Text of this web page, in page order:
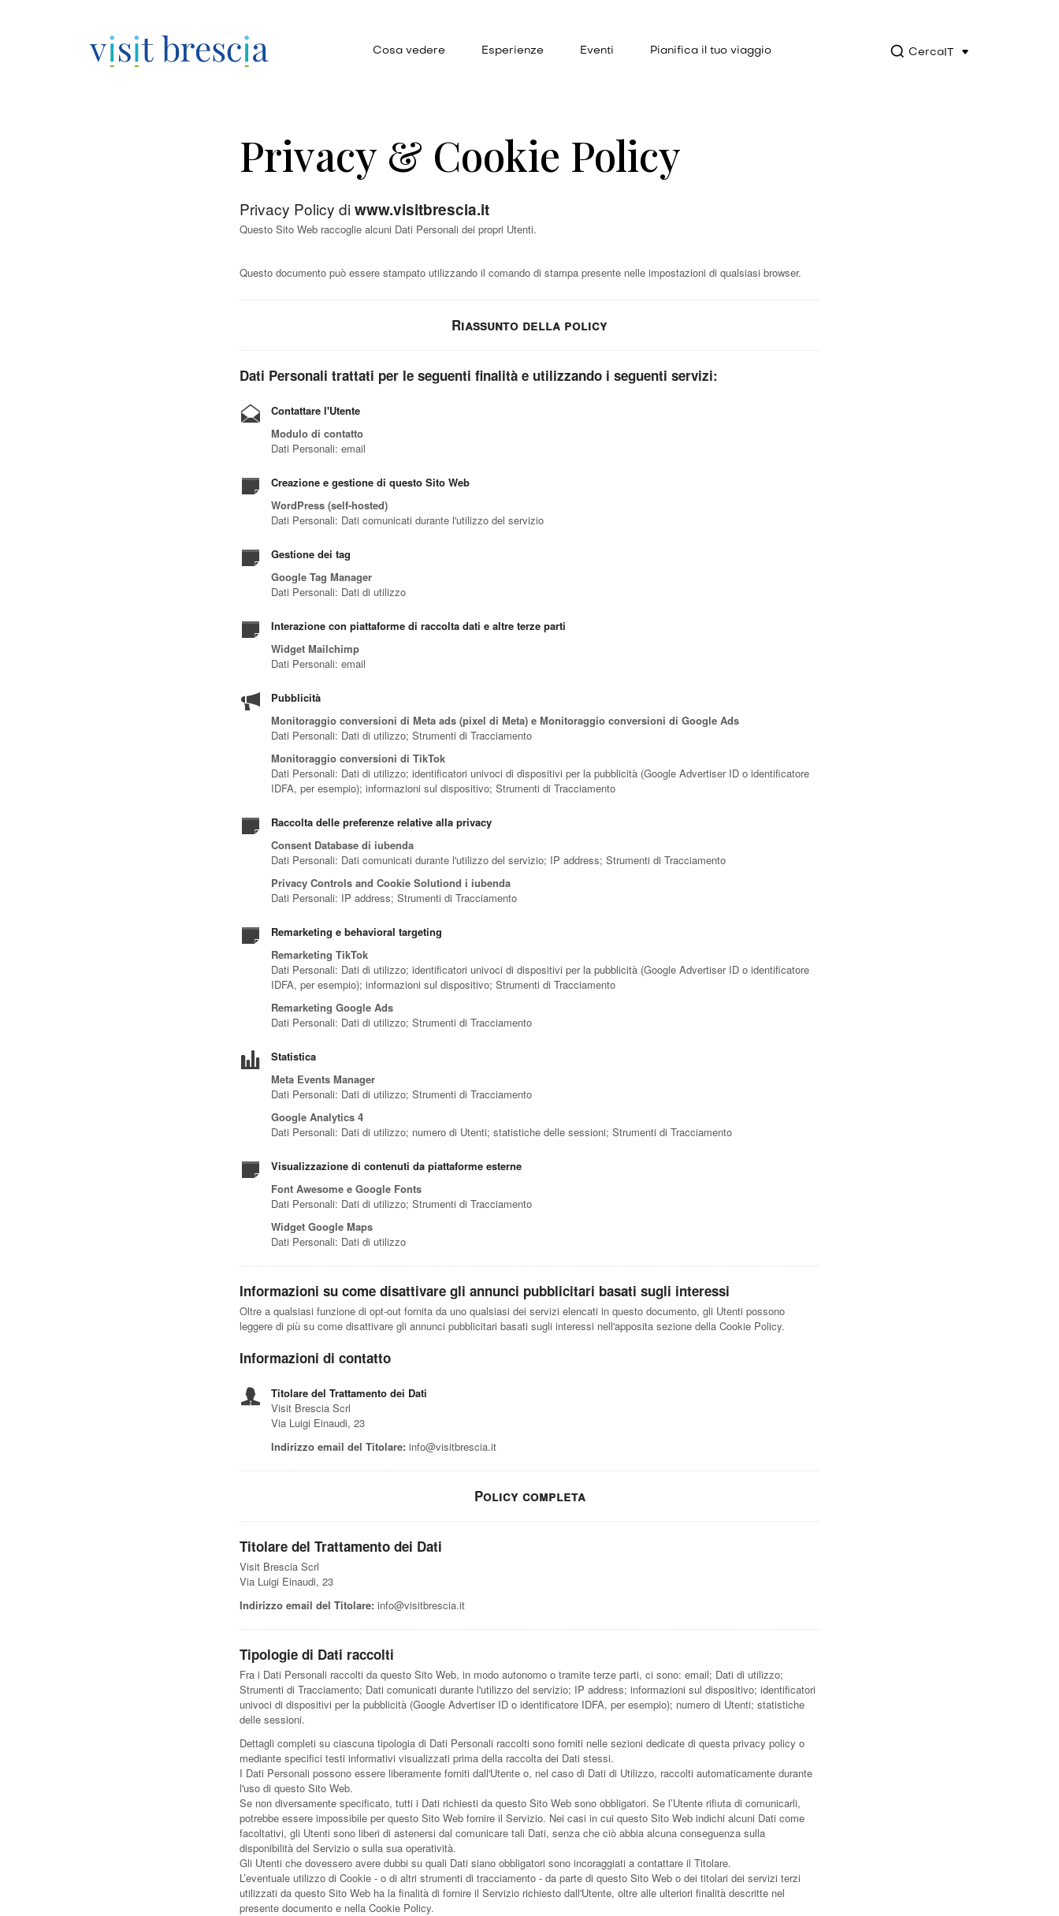
Cosa vedere Esperienze Eventi Pianifica il tuo viaggio CercaIT
Privacy & Cookie Policy
Privacy Policy di www.visitbrescia.it
Questo Sito Web raccoglie alcuni Dati Personali dei propri Utenti.
Questo documento può essere stampato utilizzando il comando di stampa presente nelle impostazioni di qualsiasi browser.
Riassunto della policy
Dati Personali trattati per le seguenti finalità e utilizzando i seguenti servizi:
Contattare l'Utente
Modulo di contatto
Dati Personali: email
Creazione e gestione di questo Sito Web
WordPress (self-hosted)
Dati Personali: Dati comunicati durante l'utilizzo del servizio
Gestione dei tag
Google Tag Manager
Dati Personali: Dati di utilizzo
Interazione con piattaforme di raccolta dati e altre terze parti
Widget Mailchimp
Dati Personali: email
Pubblicità
Monitoraggio conversioni di Meta ads (pixel di Meta) e Monitoraggio conversioni di Google Ads
Dati Personali: Dati di utilizzo; Strumenti di Tracciamento
Monitoraggio conversioni di TikTok
Dati Personali: Dati di utilizzo; identificatori univoci di dispositivi per la pubblicità (Google Advertiser ID o identificatore
IDFA, per esempio); informazioni sul dispositivo; Strumenti di Tracciamento
Raccolta delle preferenze relative alla privacy
Consent Database di iubenda
Dati Personali: Dati comunicati durante l'utilizzo del servizio; IP address; Strumenti di Tracciamento
Privacy Controls and Cookie Solutiond i iubenda
Dati Personali: IP address; Strumenti di Tracciamento
Remarketing e behavioral targeting
Remarketing TikTok
Dati Personali: Dati di utilizzo; identificatori univoci di dispositivi per la pubblicità (Google Advertiser ID o identificatore
IDFA, per esempio); informazioni sul dispositivo; Strumenti di Tracciamento
Remarketing Google Ads
Dati Personali: Dati di utilizzo; Strumenti di Tracciamento
Statistica
Meta Events Manager
Dati Personali: Dati di utilizzo; Strumenti di Tracciamento
Google Analytics 4
Dati Personali: Dati di utilizzo; numero di Utenti; statistiche delle sessioni; Strumenti di Tracciamento
Visualizzazione di contenuti da piattaforme esterne
Font Awesome e Google Fonts
Dati Personali: Dati di utilizzo; Strumenti di Tracciamento
Widget Google Maps
Dati Personali: Dati di utilizzo
Informazioni su come disattivare gli annunci pubblicitari basati sugli interessi
Oltre a qualsiasi funzione di opt-out fornita da uno qualsiasi dei servizi elencati in questo documento, gli Utenti possono
leggere di più su come disattivare gli annunci pubblicitari basati sugli interessi nell'apposita sezione della Cookie Policy.
Informazioni di contatto
Titolare del Trattamento dei Dati
Visit Brescia Scrl
Via Luigi Einaudi, 23
Indirizzo email del Titolare: info@visitbrescia.it
Policy completa
Titolare del Trattamento dei Dati
Visit Brescia Scrl
Via Luigi Einaudi, 23
Indirizzo email del Titolare: info@visitbrescia.it
Tipologie di Dati raccolti
Fra i Dati Personali raccolti da questo Sito Web, in modo autonomo o tramite terze parti, ci sono: email; Dati di utilizzo;
Strumenti di Tracciamento; Dati comunicati durante l'utilizzo del servizio; IP address; informazioni sul dispositivo; identificatori
univoci di dispositivi per la pubblicità (Google Advertiser ID o identificatore IDFA, per esempio); numero di Utenti; statistiche
delle sessioni.
Dettagli completi su ciascuna tipologia di Dati Personali raccolti sono forniti nelle sezioni dedicate di questa privacy policy o
mediante specifici testi informativi visualizzati prima della raccolta dei Dati stessi.
I Dati Personali possono essere liberamente forniti dall'Utente o, nel caso di Dati di Utilizzo, raccolti automaticamente durante
l'uso di questo Sito Web.
Se non diversamente specificato, tutti i Dati richiesti da questo Sito Web sono obbligatori. Se l’Utente rifiuta di comunicarli,
potrebbe essere impossibile per questo Sito Web fornire il Servizio. Nei casi in cui questo Sito Web indichi alcuni Dati come
facoltativi, gli Utenti sono liberi di astenersi dal comunicare tali Dati, senza che ciò abbia alcuna conseguenza sulla
disponibilità del Servizio o sulla sua operatività.
Gli Utenti che dovessero avere dubbi su quali Dati siano obbligatori sono incoraggiati a contattare il Titolare.
L’eventuale utilizzo di Cookie - o di altri strumenti di tracciamento - da parte di questo Sito Web o dei titolari dei servizi terzi
utilizzati da questo Sito Web ha la finalità di fornire il Servizio richiesto dall'Utente, oltre alle ulteriori finalità descritte nel
presente documento e nella Cookie Policy.